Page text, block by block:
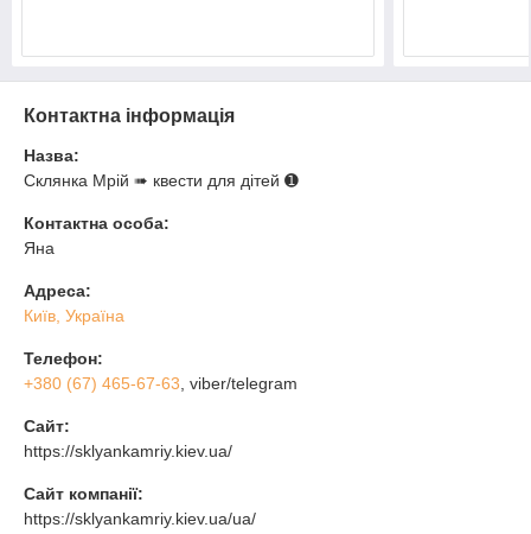
Контактна інформація
Назва:
Склянка Мрiй ➠ квести для дітей ➊
Контактна особа:
Яна
Адреса:
Київ, Україна
Телефон:
+380 (67) 465-67-63 , viber/telegram
Сайт:
https://sklyankamriy.kiev.ua/
Сайт компанії:
https://sklyankamriy.kiev.ua/ua/